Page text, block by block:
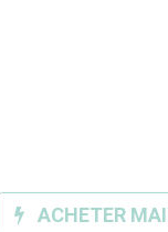
ACHETER